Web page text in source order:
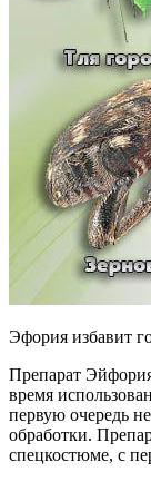
Эфория избавит
Препарат
время
первую очередь
обработки.
спецкостюме, с